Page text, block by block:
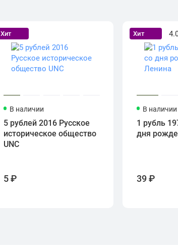
Хит
В наличии
5 рублей 2016 Русское
историческое общество
UNC
5 ₽
Хит
В наличии
1 рубль
дня
39 ₽